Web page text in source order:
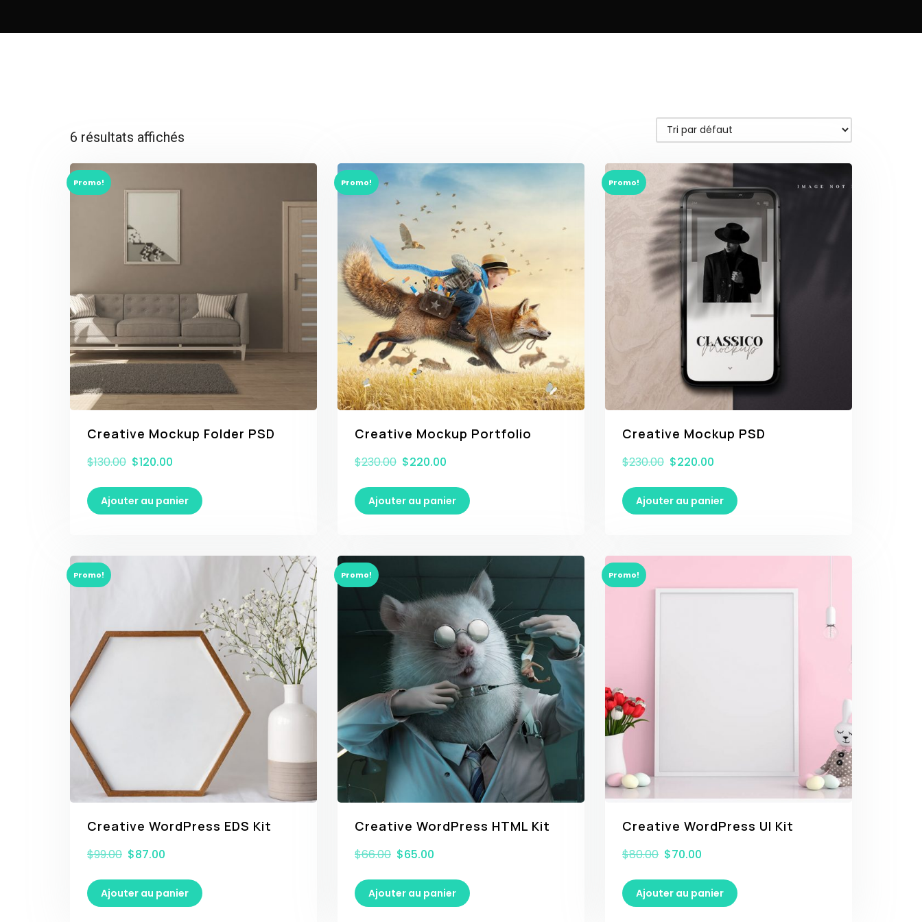
6 résultats affichés
Promo!
Creative Mockup Folder PSD
$130.00 $120.00
Ajouter au panier
Promo!
Creative Mockup Portfolio
$230.00 $220.00
Ajouter au panier
Promo!
Creative Mockup PSD
$230.00 $220.00
Ajouter au panier
Promo!
Creative WordPress EDS Kit
$99.00 $87.00
Ajouter au panier
Promo!
Creative WordPress HTML Kit
$66.00 $65.00
Ajouter au panier
Promo!
Creative WordPress UI Kit
$80.00 $70.00
Ajouter au panier